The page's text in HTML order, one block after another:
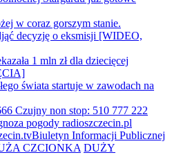
w coraz gorszym stanie.
decyzję o eksmisji [WIDEO,
1 mln zł dla dziecięcej
świata startuje w zawodach na
Czujny non stop: 510 777 222
pogody radioszczecin.pl
Biuletyn Informacji Publicznej
CZCIONKA DUŻY